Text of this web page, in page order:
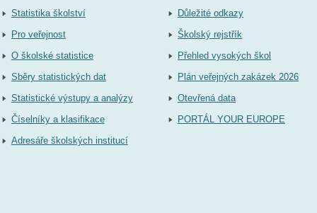
Statistika školství
Pro veřejnost
O školské statistice
Sběry statistických dat
Statistické výstupy a analýzy
Číselníky a klasifikace
Adresáře školských institucí
Důležité odkazy
Školský rejstřík
Přehled vysokých škol
Plán veřejných zakázek 2026
Otevřená data
PORTÁL YOUR EUROPE